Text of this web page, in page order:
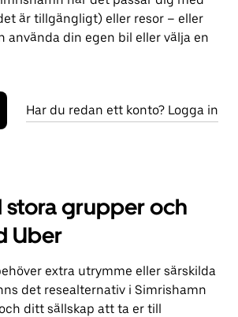
är tillgängligt) eller resor – eller
använda din egen bil eller välja en
Har du redan ett konto? Logga in
stora grupper och
Uber
extra utrymme eller särskilda
det resealternativ i Simrishamn
ditt sällskap att ta er till